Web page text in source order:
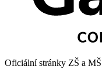
Oficiální stránky ZŠ a